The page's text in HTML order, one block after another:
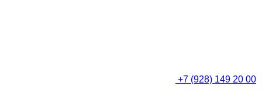
+7 (928) 149 20 00